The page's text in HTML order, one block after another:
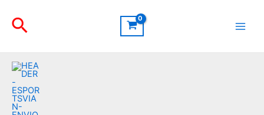
contenido
Buscar